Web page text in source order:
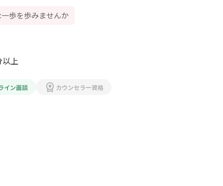
歩を歩みませんか
上
イン面談 カウンセラー資格